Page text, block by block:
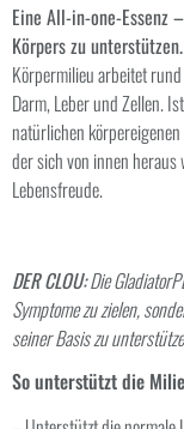
Eine All-in-one-
Körpers zu unterstützen.
Körpermilieu arbeitet
Darm, Leber und Zellen.
natürlichen
der sich von innen
Lebensfreude.
DER CLOU:Die
Symptome zu zielen,
seiner Basis zu
So unterstützt die